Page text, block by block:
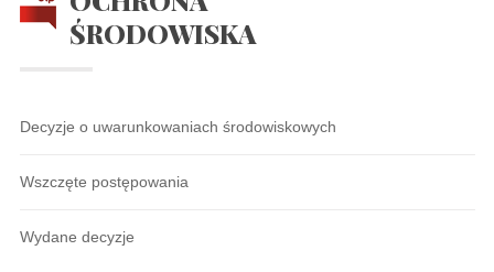
ŚRODOWISKA
Decyzje o uwarunkowaniach środowiskowych
Wszczęte postępowania
Wydane decyzje